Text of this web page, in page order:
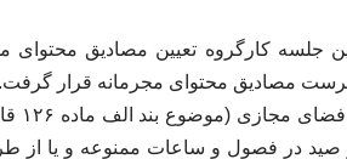
صد و بیست و سومین جلسه کارگروه تعیین مصادیق
مصادیق محتوای مجرمانه قرار گرفت.
و صید در فصول و ساعات ممنوعه و یا